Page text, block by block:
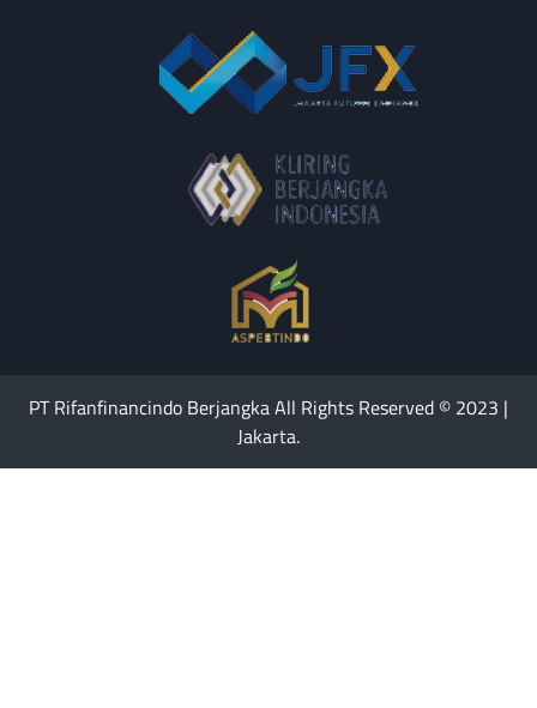
PT Rifanfinancindo Berjangka All Rights Reserved © 2023 |
Jakarta.